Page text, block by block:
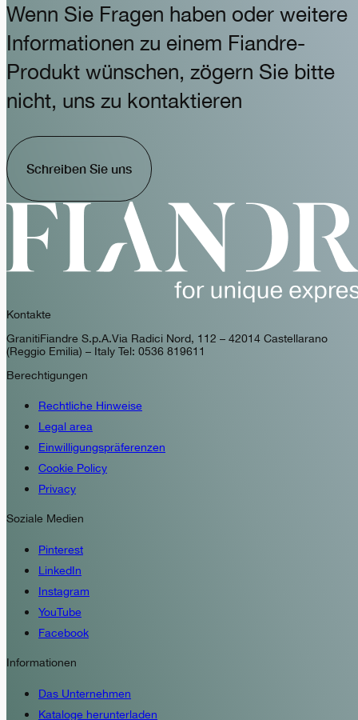
Wenn Sie Fragen haben oder weitere
Informationen zu einem Fiandre-
Produkt wünschen, zögern Sie bitte
nicht, uns zu kontaktieren
Schreiben Sie uns
Kontakte
GranitiFiandre S.p.A. Via Radici Nord, 112 – 42014 Castellarano
(Reggio Emilia) – Italy Tel: 0536 819611
Berechtigungen
Rechtliche Hinweise
Legal area
Einwilligungspräferenzen
Cookie Policy
Privacy
Soziale Medien
Pinterest
LinkedIn
Instagram
YouTube
Facebook
Informationen
Das Unternehmen
Kataloge herunterladen